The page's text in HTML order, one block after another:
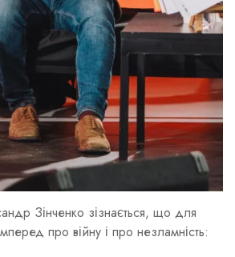
Зінченко зізнається, що для
про війну і про незламність: